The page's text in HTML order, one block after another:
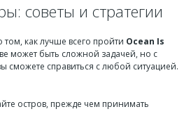
советы и стратегии
как лучше всего пройти Ocean Is
может быть сложной задачей, но с
сможете справиться с любой ситуацией.
остров, прежде чем принимать